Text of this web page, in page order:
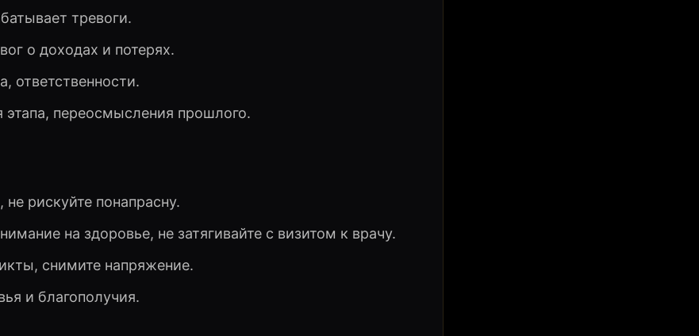
тревоги.
о доходах и потерях.
ответственности.
переосмысления прошлого.
рискуйте понапрасну.
на здоровье, не затягивайте с визитом к врачу.
снимите напряжение.
и благополучия.